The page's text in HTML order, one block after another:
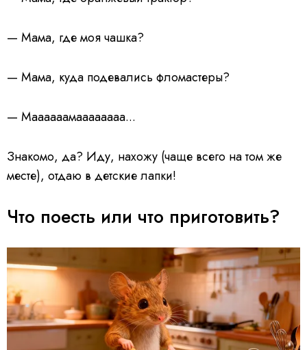
— Мама, где моя чашка?
— Мама, куда подевались фломастеры?
— Маааааамаааааааа...
Знакомо, да? Иду, нахожу (чаще всего на том же
месте), отдаю в детские лапки!
Что поесть или что приготовить?